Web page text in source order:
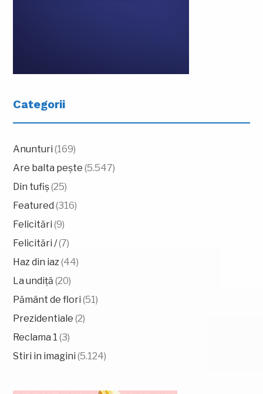
Categorii
Anunturi (169)
Are balta pește (5.547)
Din tufiș(25)
Featured (316)
Felicitări (9)
Felicitări /(7)
Haz din iaz (44)
La undiță (20)
Pământ de flori (51)
Prezidentiale (2)
Reclama 1 (3)
Stiri in imagini (5.124)